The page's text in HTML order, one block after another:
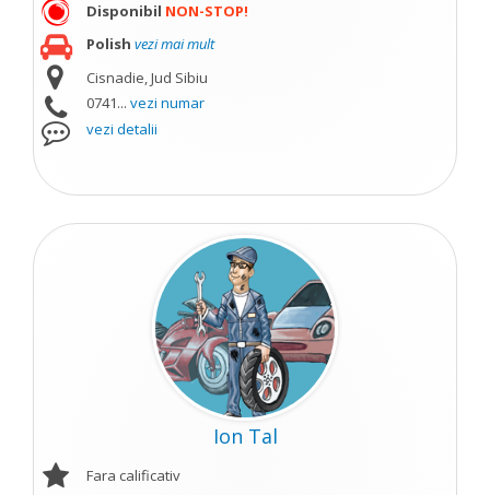
Disponibil NON-STOP!
Polish vezi mai mult
Cisnadie, Jud Sibiu
0741... vezi numar
vezi detalii
Ion Tal
Fara calificativ